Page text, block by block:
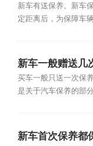
新车有送保养。新车
定距离后，为保障车
新车一般赠送几
买车一般只送一次保
是关于汽车保养的部
新车首次保养都